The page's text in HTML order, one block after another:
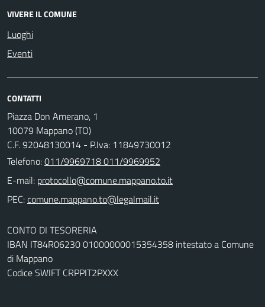
VIVERE IL COMUNE
Luoghi
Eventi
CONTATTI
Piazza Don Amerano, 1
10079 Mappano (TO)
C.F. 92048130014 - P.Iva: 11849730012
Telefono:011/9969718 011/9969952
E-mail:
PEC:
CONTO DI TESORERIA
IBAN IT84R06230 01000000015354358 intestato a Comune
di Mappano
Codice SWIFT CRPPIT2PXXX